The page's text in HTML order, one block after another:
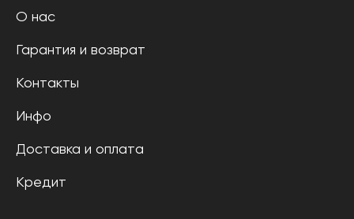
О нас
Гарантия и возврат
Контакты
Инфо
Доставка и оплата
Кредит